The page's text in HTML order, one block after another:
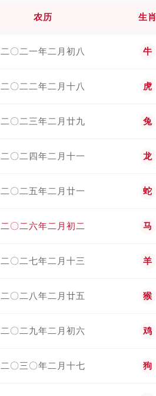
农历 生肖
二〇二一年二月初八 牛
二〇二二年二月十八 虎
二〇二三年二月廿九 兔
二〇二四年二月十一 龙
二〇二五年二月廿一 蛇
二〇二六年二月初二 马
二〇二七年二月十三 羊
二〇二八年二月廿五 猴
二〇二九年二月初六 鸡
二〇三〇年二月十七 狗